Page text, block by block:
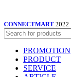
CONNECTMART 2022
PROMOTION
PRODUCT
SERVICE